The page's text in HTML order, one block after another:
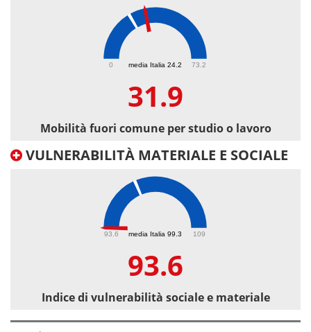
media Italia 24.2
0 73.2
31.9
Mobilità fuori comune per studio o lavoro
VULNERABILITÀ MATERIALE E SOCIALE
media Italia 99.3
93.6 109
93.6
Indice di vulnerabilità sociale e materiale